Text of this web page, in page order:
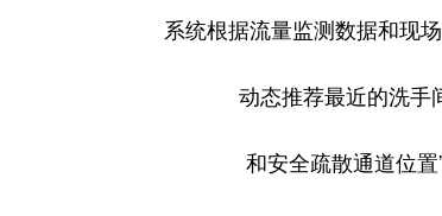
系统根据流量监测数据和现
动态推荐最近的洗手
和安全疏散通道位置